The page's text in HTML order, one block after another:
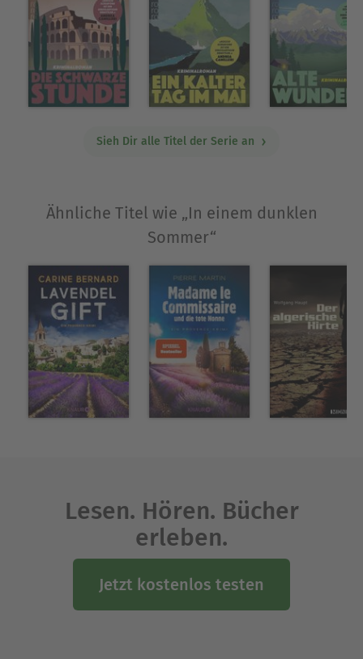
Sieh Dir alle Titel der Serie an
Ähnliche Titel wie „In einem dunklen
Sommer“
Lesen. Hören. Bücher
erleben.
Jetzt kostenlos testen